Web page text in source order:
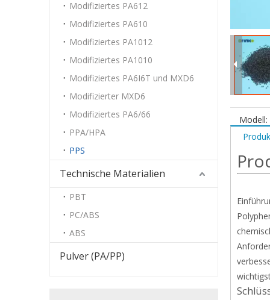
Modifiziertes PA612
Modifiziertes PA610
Modifiziertes PA1012
Modifiziertes PA1010
Modifiziertes PA6I6T und MXD6
Modifizierter MXD6
Modifiziertes PA6/66
PPA/HPA
PPS
Technische Materialien
PBT
PC/ABS
ABS
Pulver (PA/PP)
Modell: